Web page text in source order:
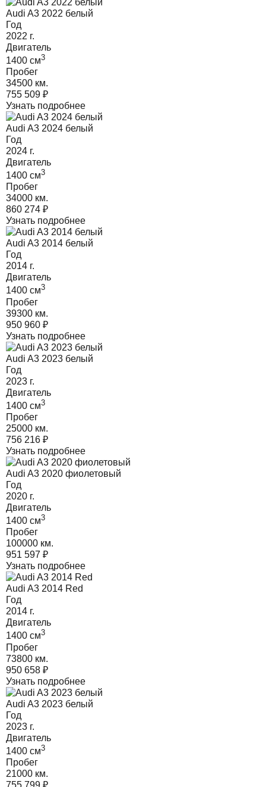
Audi A3 2022 белый
Год
2022 г.
Двигатель
1400 cм3
Пробег
34500 км.
755 509 ₽
Узнать подробнее
Audi A3 2024 белый
Год
2024 г.
Двигатель
1400 cм3
Пробег
34000 км.
860 274 ₽
Узнать подробнее
Audi A3 2014 белый
Год
2014 г.
Двигатель
1400 cм3
Пробег
39300 км.
950 960 ₽
Узнать подробнее
Audi A3 2023 белый
Год
2023 г.
Двигатель
1400 cм3
Пробег
25000 км.
756 216 ₽
Узнать подробнее
Audi A3 2020 фиолетовый
Год
2020 г.
Двигатель
1400 cм3
Пробег
100000 км.
951 597 ₽
Узнать подробнее
Audi A3 2014 Red
Год
2014 г.
Двигатель
1400 cм3
Пробег
73800 км.
950 658 ₽
Узнать подробнее
Audi A3 2023 белый
Год
2023 г.
Двигатель
1400 cм3
Пробег
21000 км.
755 799 ₽